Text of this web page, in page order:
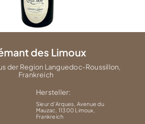
des Limoux
der Region Languedoc-Roussillon,
Frankreich
Hersteller:
Sieur d'Arques, Avenue du
Mauzac, 11300 Limoux,
Frankreich